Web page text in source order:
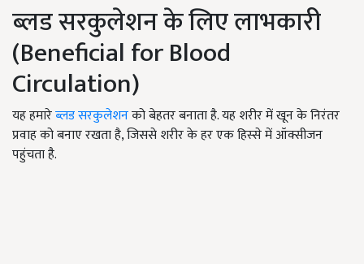
ब्लड सरकुलेशन के लिए लाभकारी
(Beneficial for Blood
Circulation)
यह हमारेब्लड सरकुलेशनको बेहतर बनाता है. यह शरीर में खून के निरंतर
प्रवाह को बनाए रखता है, जिससे शरीर के हर एक हिस्से में ऑक्सीजन
पहुंचता है.